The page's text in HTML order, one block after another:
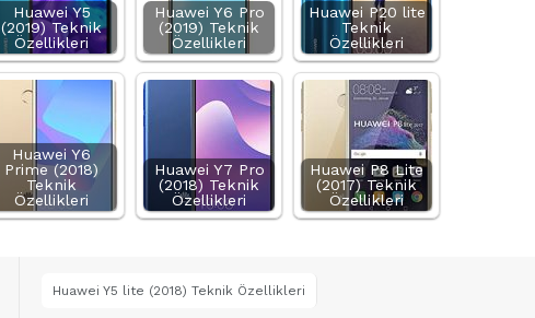
Huawei Y5
(2019) Teknik
Özellikleri
Huawei Y6 Pro
(2019) Teknik
Özellikleri
Huawei P20 lite
Teknik
Özellikleri
Huawei Y6
Prime (2018)
Teknik
Özellikleri
Huawei Y7 Pro
(2018) Teknik
Özellikleri
Huawei P8 Lite
(2017) Teknik
Özellikleri
Huawei Y5 lite (2018) Teknik Özellikleri
Google Pixel 10 Pro Teknik
Özellikleri
1280 x 2856 piksel, 120 Hz LTPO